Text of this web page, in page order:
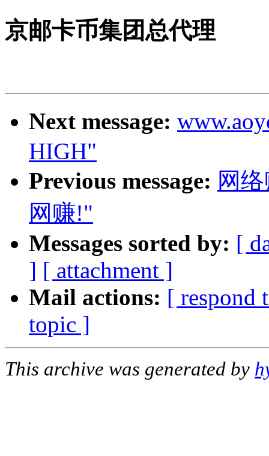
京邮卡币集团总代理
Next message:
HIGH"
Previous message: 网
网赚!"
Messages sorted by: [
] [ attachment ]
Mail actions: [ respond
topic ]
This archive was generated by